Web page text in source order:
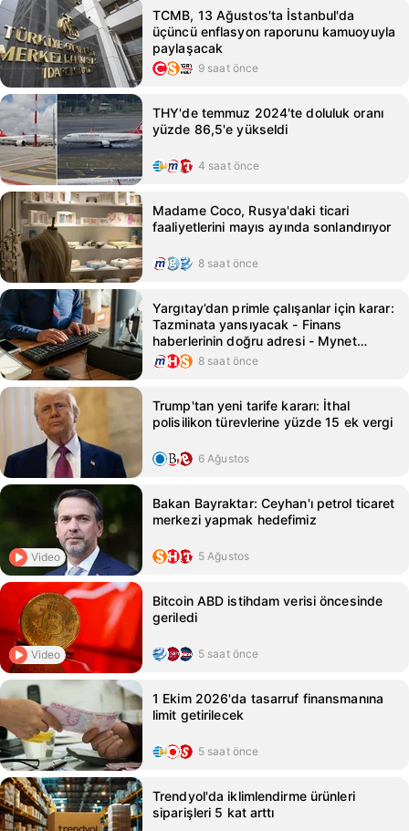
TCMB, 13 Ağustos'ta İstanbul'da
üçüncü enflasyon raporunu kamuoyuyla
paylaşacak
9 saat önce
THY'de temmuz 2024'te doluluk oranı
yüzde 86,5'e yükseldi
4 saat önce
Madame Coco, Rusya'daki ticari
faaliyetlerini mayıs ayında sonlandırıyor
8 saat önce
Yargıtay’dan primle çalışanlar için karar:
Tazminata yansıyacak - Finans
haberlerinin doğru adresi - Mynet
Finans Haber8 saat önce
Trump'tan yeni tarife kararı: İthal
polisilikon türevlerine yüzde 15 ek vergi
6 Ağustos
Video
Bakan Bayraktar: Ceyhan'ı petrol ticaret
merkezi yapmak hedefimiz
5 Ağustos
Video
Bitcoin ABD istihdam verisi öncesinde
geriledi
5 saat önce
1 Ekim 2026'da tasarruf finansmanına
limit getirilecek
5 saat önce
Trendyol'da iklimlendirme ürünleri
siparişleri 5 kat arttı